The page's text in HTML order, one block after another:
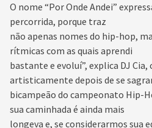
O nome “Por Onde Andei”
percorrida, porque traz
não apenas nomes do hip-hop,
rítmicas com as quais aprendi
bastante e evoluí”, explica DJ
artisticamente depois de se
bicampeão do campeonato Hip-
sua caminhada é ainda mais
longeva e, se considerarmos sua